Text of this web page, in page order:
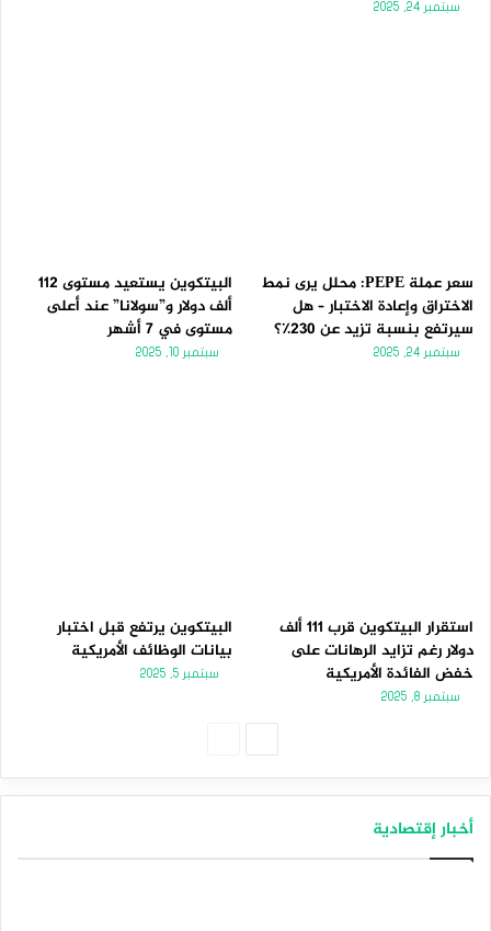
سبتمبر 24, 2025
سعر عملة PEPE: محلل يرى نمط
الاختراق وإعادة الاختبار – هل
سيرتفع بنسبة تزيد عن 230٪؟
سبتمبر 24, 2025
البيتكوين يستعيد مستوى 112
ألف دولار و”سولانا” عند أعلى
مستوى في 7 أشهر
سبتمبر 10, 2025
استقرار البيتكوين قرب 111 ألف
دولار رغم تزايد الرهانات على
خفض الفائدة الأمريكية
سبتمبر 8, 2025
البيتكوين يرتفع قبل اختبار
بيانات الوظائف الأمريكية
سبتمبر 5, 2025
أخبار إقتصادية